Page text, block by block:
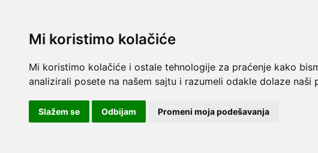
Mi koristimo kolačiće
Mi koristimo kolačiće i ostale tehnologije za praćenje kako
analizirali posete na našem sajtu i razumeli odakle dolaze naši
Slažem se Odbijam Promeni moja podešavanja